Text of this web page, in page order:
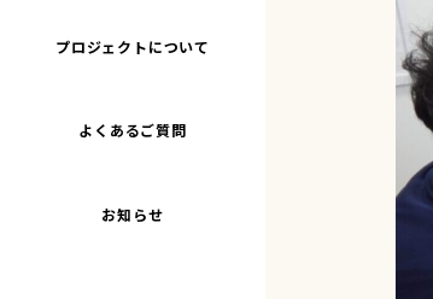
プロジェクトについて
よくあるご質問
お知らせ